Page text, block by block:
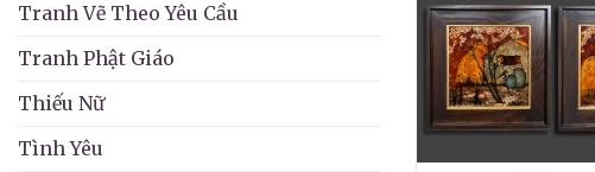
Tranh Vẽ Theo Yêu Cầu
Tranh Phật Giáo
Thiếu Nữ
Tình Yêu